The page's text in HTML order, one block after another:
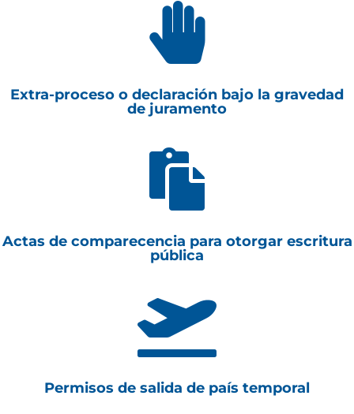

Extra-proceso o declaración bajo la gravedad
de juramento

Actas de comparecencia para otorgar escritura
pública

Permisos de salida de país temporal